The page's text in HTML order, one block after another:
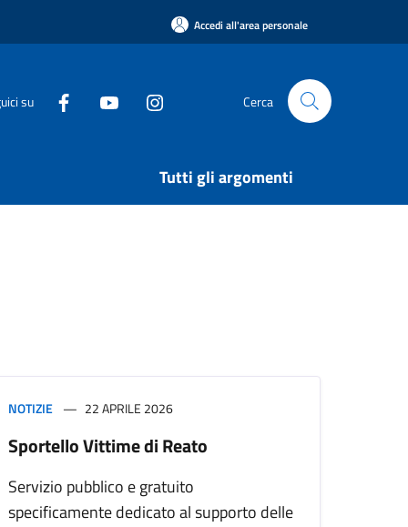
Accedi all'area personale
su Cerca
Tutti gli argomenti
NOTIZIE 22 APRILE 2026
Sportello Vittime di Reato
Servizio pubblico e gratuito
specificamente dedicato al supporto delle